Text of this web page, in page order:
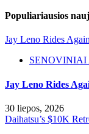
Populiariausios
Jay Leno Rides
Jay Leno Rides
30 liepos, 2026
Daihatsu’s $10K